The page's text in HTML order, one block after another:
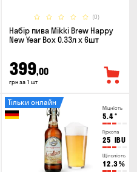
(0)
Набір пива Mikki Brew Happy
New Year Box 0.33л x 6шт
399,00
грн за 1 шт
Міцність
5.4°
Гіркота
25 IBU
Щільність
12.3%
Тільки онлайн